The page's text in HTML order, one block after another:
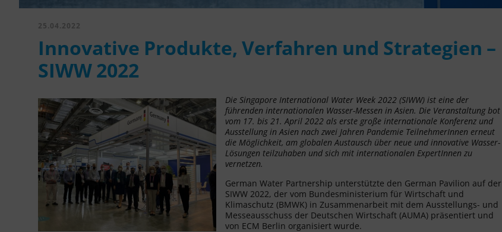
25.04.2022
Innovative Produkte, Verfahren und Strategien –
SIWW 2022
Die Singapore International Water Week 2022 (SIWW) ist eine der
führenden internationalen Wasser-Messen in Asien. Die Veranstaltung bot
vom 17. bis 21. April 2022 als erste große internationale Konferenz und
Ausstellung in Asien nach zwei Jahren Pandemie TeilnehmerInnen erneut
die Möglichkeit, am globalen Austausch über neue und innovative Wasser-
Lösungen teilzuhaben und sich mit internationalen ExpertInnen zu
vernetzen.
German Water Partnership unterstützte den German Pavilion auf der
SIWW 2022, der vom Bundesministerium für Wirtschaft und
Klimaschutz (BMWK) in Zusammenarbeit mit dem Ausstellungs- und
Messeausschuss der Deutschen Wirtschaft (AUMA) präsentiert und
von ECM Berlin organisiert wurde.